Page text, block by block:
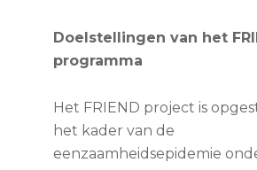
Doelstellingen van het
programma
Het FRIEND project is
het kader van de
eenzaamheidsepidemie